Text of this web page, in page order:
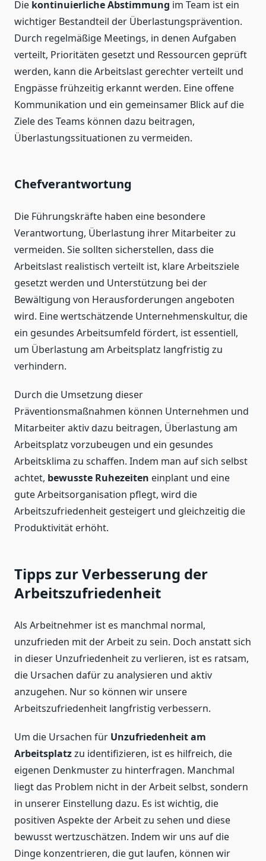
Die kontinuierliche Abstimmung im Team ist ein
wichtiger Bestandteil der Überlastungsprävention.
Durch regelmäßige Meetings, in denen Aufgaben
verteilt, Prioritäten gesetzt und Ressourcen geprüft
werden, kann die Arbeitslast gerechter verteilt und
Engpässe frühzeitig erkannt werden. Eine offene
Kommunikation und ein gemeinsamer Blick auf die
Ziele des Teams können dazu beitragen,
Überlastungssituationen zu vermeiden.
Chefverantwortung
Die Führungskräfte haben eine besondere
Verantwortung, Überlastung ihrer Mitarbeiter zu
vermeiden. Sie sollten sicherstellen, dass die
Arbeitslast realistisch verteilt ist, klare Arbeitsziele
gesetzt werden und Unterstützung bei der
Bewältigung von Herausforderungen angeboten
wird. Eine wertschätzende Unternehmenskultur, die
ein gesundes Arbeitsumfeld fördert, ist essentiell,
um Überlastung am Arbeitsplatz langfristig zu
verhindern.
Durch die Umsetzung dieser
Präventionsmaßnahmen können Unternehmen und
Mitarbeiter aktiv dazu beitragen, Überlastung am
Arbeitsplatz vorzubeugen und ein gesundes
Arbeitsklima zu schaffen. Indem man auf sich selbst
achtet, bewusste Ruhezeiten einplant und eine
gute Arbeitsorganisation pflegt, wird die
Arbeitszufriedenheit gesteigert und gleichzeitig die
Produktivität erhöht.
Tipps zur Verbesserung der
Arbeitszufriedenheit
Als Arbeitnehmer ist es manchmal normal,
unzufrieden mit der Arbeit zu sein. Doch anstatt sich
in dieser Unzufriedenheit zu verlieren, ist es ratsam,
die Ursachen dafür zu analysieren und aktiv
anzugehen. Nur so können wir unsere
Arbeitszufriedenheit langfristig verbessern.
Um die Ursachen für Unzufriedenheit am
Arbeitsplatzzu identifizieren, ist es hilfreich, die
eigenen Denkmuster zu hinterfragen. Manchmal
liegt das Problem nicht in der Arbeit selbst, sondern
in unserer Einstellung dazu. Es ist wichtig, die
positiven Aspekte der Arbeit zu sehen und diese
bewusst wertzuschätzen. Indem wir uns auf die
Dinge konzentrieren, die gut laufen, können wir